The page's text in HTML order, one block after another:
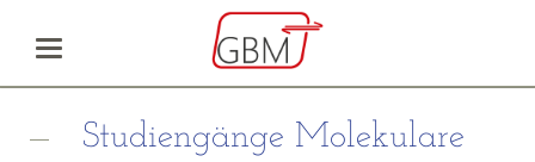
Studiengänge Molekulare